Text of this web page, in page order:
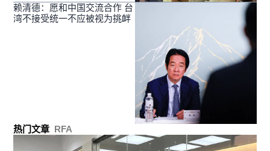
赖清德：愿和中国交流合作 台
湾不接受统一不应被视为挑衅
热门文章 RFA